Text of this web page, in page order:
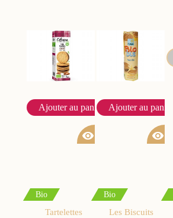
Ajouter au panier
visibility
Ajouter au panier
visibility
Bio
Tartelettes
Bio
Les Biscuits